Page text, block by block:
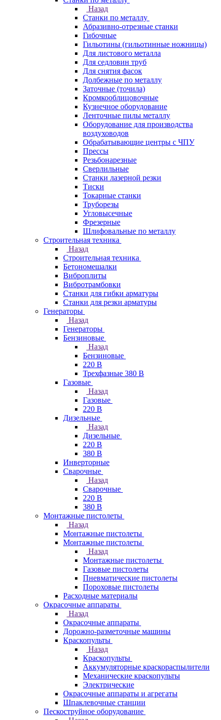
Назад
Станки по металлу
Абразивно-отрезные станки
Гибочные
Гильотины (гильотинные ножницы)
Для листового металла
Для седловин труб
Для снятия фасок
Долбежные по металлу
Заточные (точила)
Кромкооблицовочные
Кузнечное оборудование
Ленточные пилы металлу
Оборудование для производства
воздуховодов
Обрабатывающие центры с ЧПУ
Прессы
Резьбонарезные
Сверлильные
Станки лазерной резки
Тиски
Токарные станки
Труборезы
Угловысечные
Фрезерные
Шлифовальные по металлу
Строительная техника
Назад
Строительная техника
Бетономешалки
Виброплиты
Вибротрамбовки
Станки для гибки арматуры
Станки для резки арматуры
Генераторы
Назад
Генераторы
Бензиновые
Назад
Бензиновые
220 В
Трехфазные 380 В
Газовые
Назад
Газовые
220 В
Дизельные
Назад
Дизельные
220 В
380 В
Инверторные
Сварочные
Назад
Сварочные
220 В
380 В
Монтажные пистолеты
Назад
Монтажные пистолеты
Монтажные пистолеты
Назад
Монтажные пистолеты
Газовые пистолеты
Пневматические пистолеты
Пороховые пистолеты
Расходные материалы
Окрасочные аппараты
Назад
Окрасочные аппараты
Дорожно-разметочные машины
Краскопульты
Назад
Краскопульты
Аккумуляторные краскораспылители
Механические краскопульты
Электрические
Окрасочные аппараты и агрегаты
Шпаклевочные станции
Пескоструйное оборудование